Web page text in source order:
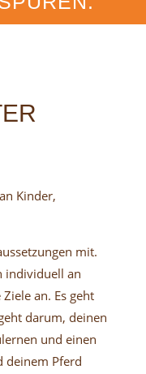
Kinder,
mit.
individuell an
an. Es geht
darum, deinen
und einen
deinem Pferd